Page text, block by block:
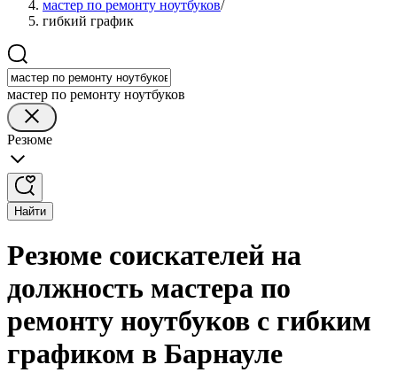
мастер по ремонту ноутбуков/
гибкий график
мастер по ремонту ноутбуков
Резюме
Найти
Резюме соискателей на
должность мастера по
ремонту ноутбуков с гибким
графиком в Барнауле